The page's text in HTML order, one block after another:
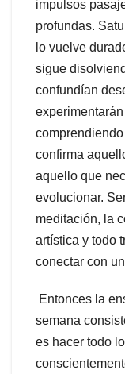
impulsos
profundas.
lo vuelve
sigue
confundían
confirma
aquello que
evolucionar.
meditación, la
artística y todo
conectar con
Entonces la
semana
es hacer todo